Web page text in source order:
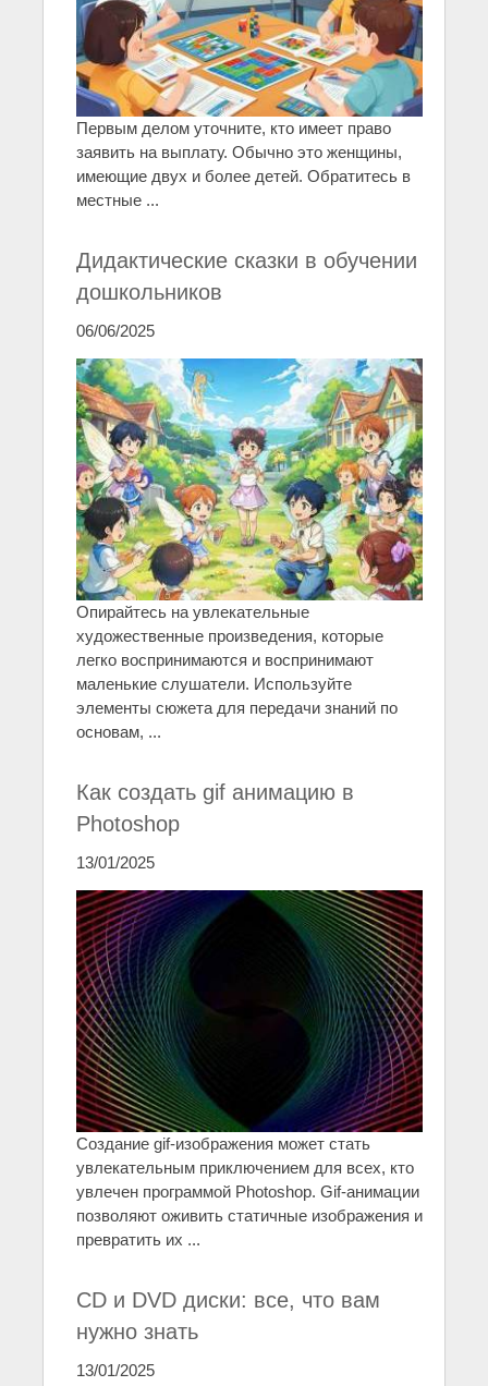
Первым делом уточните, кто имеет право
заявить на выплату. Обычно это женщины,
имеющие двух и более детей. Обратитесь в
местные ...
Дидактические сказки в обучении
дошкольников
06/06/2025
Опирайтесь на увлекательные
художественные произведения, которые
легко воспринимаются и воспринимают
маленькие слушатели. Используйте
элементы сюжета для передачи знаний по
основам, ...
Как создать gif анимацию в
Photoshop
13/01/2025
Создание gif-изображения может стать
увлекательным приключением для всех, кто
увлечен программой Photoshop. Gif-анимации
позволяют оживить статичные изображения и
превратить их ...
CD и DVD диски: все, что вам
нужно знать
13/01/2025